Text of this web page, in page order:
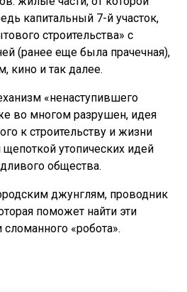
капитальный 7-й участок,
строительства» с
(ранее еще была прачечная),
кино и так далее.
«ненаступившего
во многом разрушен, идея
к строительству и жизни
щепоткой утопических идей
общества.
джунглям, проводник
поможет найти эти
«робота».